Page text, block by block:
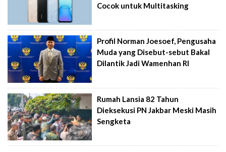
Cocok untuk Multitasking
Profil Norman Joesoef, Pengusaha
Muda yang Disebut-sebut Bakal
Dilantik Jadi Wamenhan RI
Rumah Lansia 82 Tahun
Dieksekusi PN Jakbar Meski Masih
Sengketa